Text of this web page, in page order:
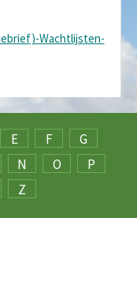
Wachtlijsten-
E F
G
N O
P
Z